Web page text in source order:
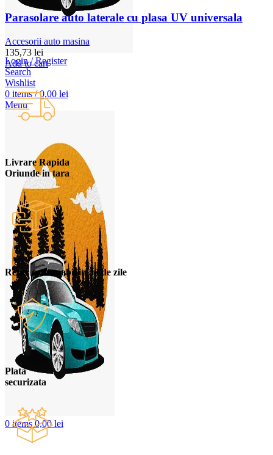
Login / Register
Search
Wishlist
0 items / 0,00 lei
Menu
0items 0,00lei
Parasolare auto laterale cu plasa UV universala
Accesorii auto masina
135,73 lei
Add to cart
Livrare Rapida
Oriunde in tara
Retur convenabil in 30 de zile
Plata
securizata